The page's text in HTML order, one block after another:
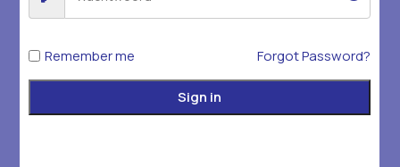
Remember me Forgot Password?
Sign in